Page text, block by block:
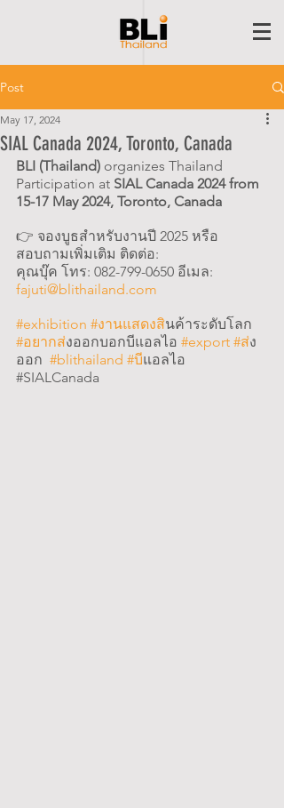
Post
SIAL Canada 2024, Toronto, Canada
May 17, 2024
BLI (Thailand) organizes Thailand
Participation at SIAL Canada 2024 from
15-17 May 2024, Toronto, Canada
👉 จองบูธสำหรับงานปี 2025 หรือ
สอบถามเพิ่มเติม ติดต่อ:
คุณบุ๊ค โทร: 082-799-0650 อีเมล:
fajuti@blithailand.com
#exhibition #งานแสดงสินค้าระดับโลก
#อยากส่งออกบอกบีแอลไอ #export #ส่ง
ออก #blithailand #บีแอลไอ
#SIALCanada